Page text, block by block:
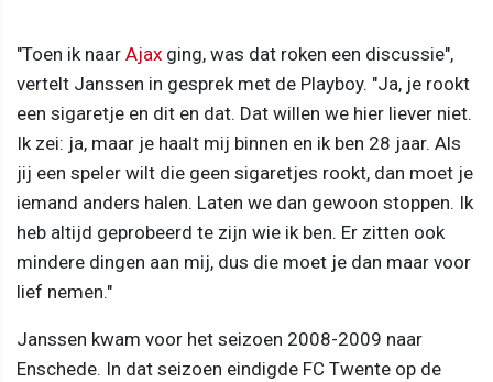
"Toen ik naar Ajax ging, was dat roken een discussie",
vertelt Janssen in gesprek met de Playboy. "Ja, je rookt
een sigaretje en dit en dat. Dat willen we hier liever niet.
Ik zei: ja, maar je haalt mij binnen en ik ben 28 jaar. Als
jij een speler wilt die geen sigaretjes rookt, dan moet je
iemand anders halen. Laten we dan gewoon stoppen. Ik
heb altijd geprobeerd te zijn wie ik ben. Er zitten ook
mindere dingen aan mij, dus die moet je dan maar voor
lief nemen."
Janssen kwam voor het seizoen 2008-2009 naar
Enschede. In dat seizoen eindigde FC Twente op de